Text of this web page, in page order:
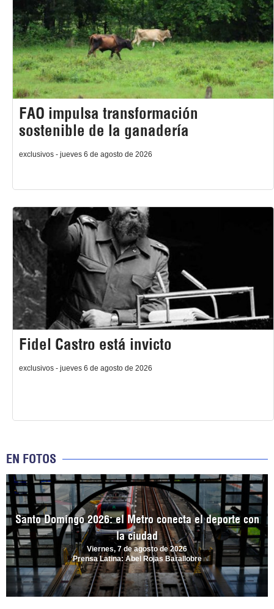
FAO impulsa transformación
sostenible de la ganadería
exclusivos - jueves 6 de agosto de 2026
Fidel Castro está invicto
exclusivos - jueves 6 de agosto de 2026
EN FOTOS
Santo Domingo 2026: el Metro conecta el deporte con
la ciudad
Viernes, 7 de agosto de 2026
Prensa Latina: Abel Rojas Barallobre